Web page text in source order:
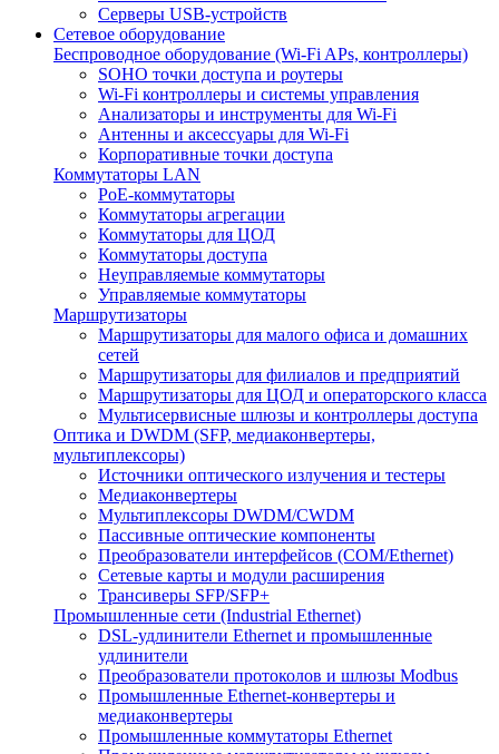
Серверы USB-устройств
Сетевое оборудование
Беспроводное оборудование (Wi-Fi APs, контроллеры)
SOHO точки доступа и роутеры
Wi-Fi контроллеры и системы управления
Анализаторы и инструменты для Wi-Fi
Антенны и аксессуары для Wi-Fi
Корпоративные точки доступа
Коммутаторы LAN
PoE-коммутаторы
Коммутаторы агрегации
Коммутаторы для ЦОД
Коммутаторы доступа
Неуправляемые коммутаторы
Управляемые коммутаторы
Маршрутизаторы
Маршрутизаторы для малого офиса и домашних
сетей
Маршрутизаторы для филиалов и предприятий
Маршрутизаторы для ЦОД и операторского класса
Мультисервисные шлюзы и контроллеры доступа
Оптика и DWDM (SFP, медиаконвертеры,
мультиплексоры)
Источники оптического излучения и тестеры
Медиаконвертеры
Мультиплексоры DWDM/CWDM
Пассивные оптические компоненты
Преобразователи интерфейсов (COM/Ethernet)
Сетевые карты и модули расширения
Трансиверы SFP/SFP+
Промышленные сети (Industrial Ethernet)
DSL-удлинители Ethernet и промышленные
удлинители
Преобразователи протоколов и шлюзы Modbus
Промышленные Ethernet-конвертеры и
медиаконвертеры
Промышленные коммутаторы Ethernet